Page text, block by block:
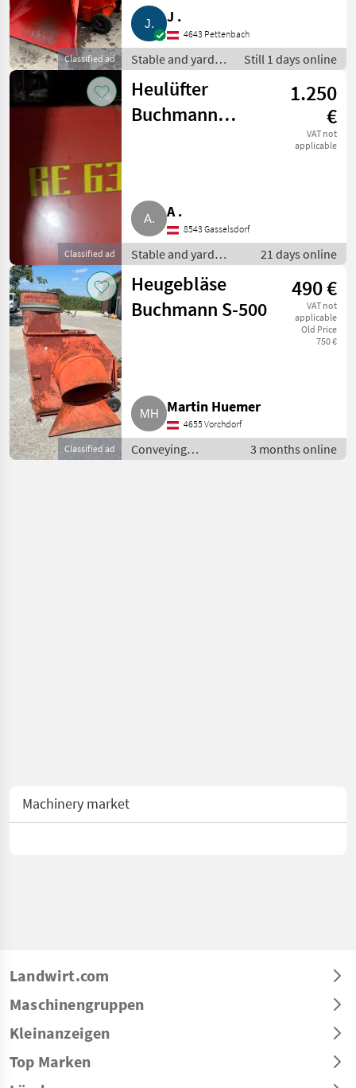
Classified ad
J .
4643 Pettenbach
Stable and yard
equipment / Hay
equipment
Still 1 days online
Classified ad
Heulüfter
Buchmann
1.250
€
VAT not
applicable
A .
8543 Gasselsdorf
Stable and yard
equipment / Hay
ventilations
21 days online
Classified ad
Heugebläse
Buchmann S-500
490 €
VAT not
applicable
Old Price
750 €
Martin Huemer
4655 Vorchdorf
Conveying
equipment /
3 months online
Machinery market
Landwirt.com
Maschinengruppen
Kleinanzeigen
Top Marken